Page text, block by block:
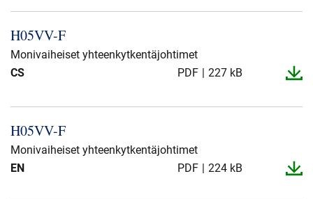
H05VV-​F
Monivaiheiset yhteenkytkentäjohtimet
CS
PDF 227 kB
H05VV-​F
Monivaiheiset yhteenkytkentäjohtimet
EN
PDF 224 kB